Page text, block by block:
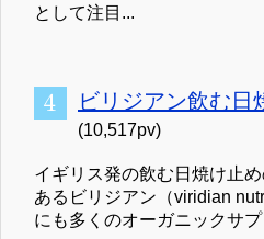
として注目...
ビリジアン飲む日
(10,517pv)
イギリス発の飲む日焼け止
あるビリジアン（viridian
にも多くのオーガニックサ